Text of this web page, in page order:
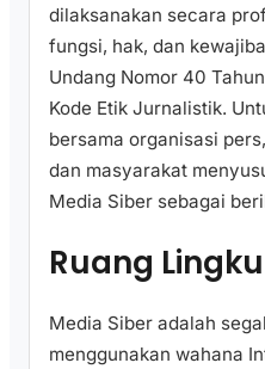
dilaksanakan secara
fungsi, hak, dan
Undang Nomor 40
Kode Etik Jurnalistik.
bersama organisasi
dan masyarakat
Media Siber sebagai
Ruang
Media Siber adalah
menggunakan wahana